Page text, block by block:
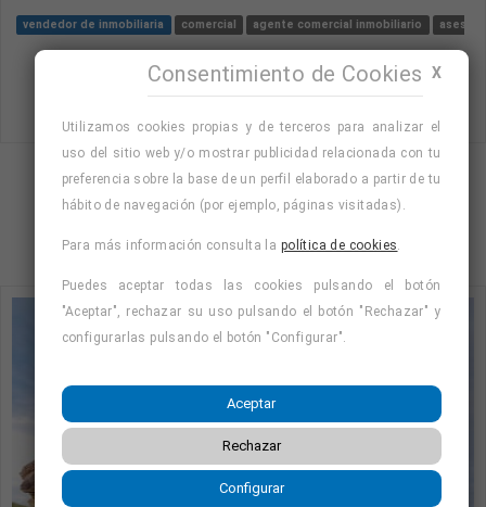
vendedor de inmobiliaria comercial agente comercial inmobiliario asesor/
Mostrando página 1 de 2 (Total 7)
X
Consentimiento de Cookies
Utilizamos cookies propias y de terceros para analizar el
uso del sitio web y/o mostrar publicidad relacionada con tu
preferencia sobre la base de un perfil elaborado a partir de tu
hábito de navegación (por ejemplo, páginas visitadas).
Para más información consulta la política de cookies
Puedes aceptar todas las cookies pulsando el botón
"Aceptar", rechazar su uso pulsando el botón "Rechazar" y
configurarlas pulsando el botón "Configurar".
Aceptar
Rechazar
Configurar